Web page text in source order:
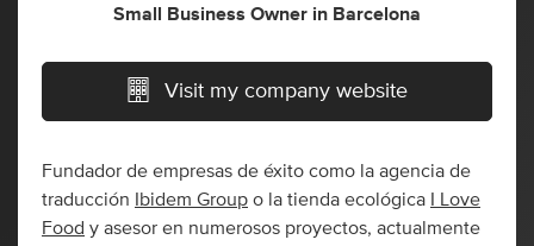
Small Business Owner in Barcelona
Visit my company website
Fundador de empresas de éxito como la agencia de
traducción
Ibidem Group o la tienda ecológica
I Love
Food y asesor en numerosos proyectos, actualmente